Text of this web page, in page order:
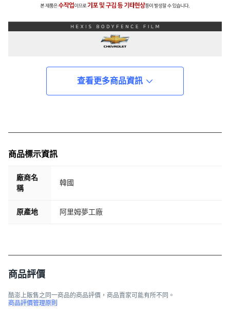
查看更多商品資訊
商品標示資訊
廠商名
稱
韓國
原產地 阿里姆夢工廠
商品評價
酷澎上販售之同一商品的商品評價，商品賣家可能有所不同。
商品評價管理原則